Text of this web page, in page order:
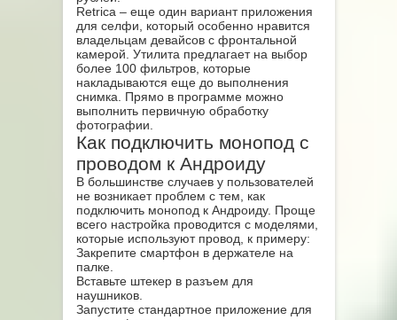
Retrica – еще один вариант приложения
для селфи, который особенно нравится
владельцам девайсов с фронтальной
камерой. Утилита предлагает на выбор
более 100 фильтров, которые
накладываются еще до выполнения
снимка. Прямо в программе можно
выполнить первичную обработку
фотографии.
Как подключить монопод с
проводом к Андроиду
В большинстве случаев у пользователей
не возникает проблем с тем, как
подключить монопод к Андроиду. Проще
всего настройка проводится с моделями,
которые используют провод, к примеру:
Закрепите смартфон в держателе на
палке.
Вставьте штекер в разъем для
наушников.
Запустите стандартное приложение для